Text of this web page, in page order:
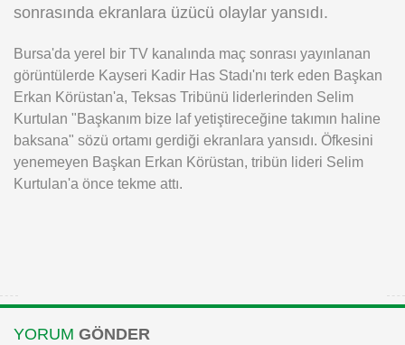
sonrasında ekranlara üzücü olaylar yansıdı.
Bursa'da yerel bir TV kanalında maç sonrası yayınlanan
görüntülerde Kayseri Kadir Has Stadı'nı terk eden Başkan
Erkan Körüstan'a, Teksas Tribünü liderlerinden Selim
Kurtulan "Başkanım bize laf yetiştireceğine takımın haline
baksana" sözü ortamı gerdiği ekranlara yansıdı. Öfkesini
yenemeyen Başkan Erkan Körüstan, tribün lideri Selim
Kurtulan'a önce tekme attı.
YORUM GÖNDER